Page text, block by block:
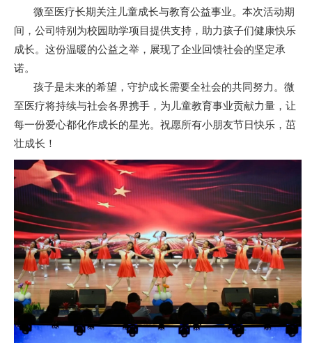
间，公司特别为校园助学项目提供支持，助力孩子们健康快乐
成长。这份温暖的公益之举，展现了企业回馈社会的坚定承
诺。
至医疗将持续与社会各界携手，为儿童教育事业贡献力量，让
每一份爱心都化作成长的星光。祝愿所有小朋友节日快乐，茁
壮成长！